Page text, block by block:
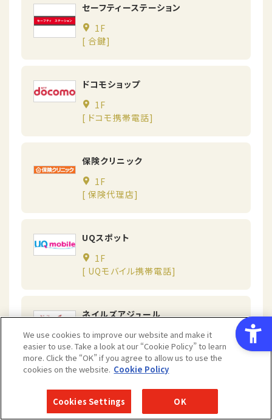
セーフティーステーション
1F
[ 合鍵]
ドコモショップ
1F
[ ドコモ携帯電話]
保険クリニック
1F
[ 保険代理店]
UQスポット
1F
[ UQモバイル携帯電話]
ネイルズアジュール
1F
[ ネイルサロン]
ソフトバンク
1F
We use cookies to improve our website and make it
easier to use. Take a look at our “Cookie Policy” to learn
more. Click the “OK” if you agree to allow us to use the
cookies on the website. Cookie Policy
Cookies Settings OK